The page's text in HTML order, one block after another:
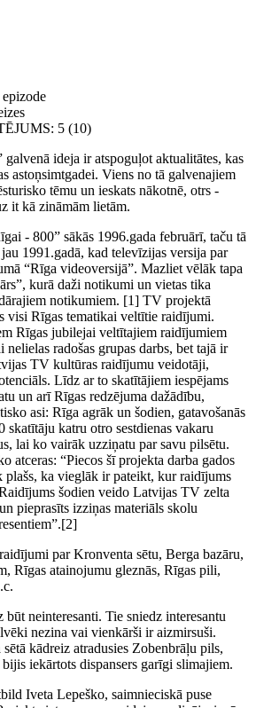
: 5 (10)
ideja ir atspoguļot aktualitātes, kas
astoņsimtgadei. Viens no tā galvenajiem
tēmu un ieskats nākotnē, otrs -
it kā zināmām lietām.
- 800” sākās 1996.gada februārī, taču tā
1991.gadā, kad televīzijas versija par
“Rīga videoversijā”. Mazliet vēlāk tapa
kurā daži notikumi un vietas tika
notikumiem. [1] TV projektā
visi Rīgas tematikai veltītie raidījumi.
Rīgas jubilejai veltītajiem raidījumiem
radošas grupas darbs, bet tajā ir
TV kultūras raidījumu veidotāji,
Līdz ar to skatītājiem iespējams
un arī Rīgas redzējuma dažādību,
asi: Rīga agrāk un šodien, gatavošanās
katru otro sestdienas vakaru
lai ko vairāk uzziņatu par savu pilsētu.
atceras: “Piecos šī projekta darba gados
plašs, ka vieglāk ir pateikt, kur raidījums
šodien veido Latvijas TV zelta
pieprasīts izziņas materiāls skolu
par Kronventa sētu, Berga bazāru,
Rīgas atainojumu gleznās, Rīgas pili,
neinteresanti. Tie sniedz interesantu
nezina vai vienkārši ir aizmirsuši.
kādreiz atradusies Zobenbrāļu pils,
iekārtots dispansers garīgi slimajiem.
Iveta Lepeško, saimnieciskā puse